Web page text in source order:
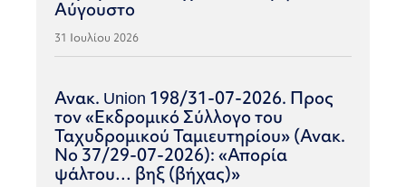
Αύγουστο
31 Ιουλίου 2026
Ανακ. Union 198/31-07-2026. Προς
τον «Εκδρομικό Σύλλογο του
Ταχυδρομικού Ταμιευτηρίου» (Ανακ.
Νο 37/29-07-2026): «Απορία
ψάλτου… βηξ (βήχας)»